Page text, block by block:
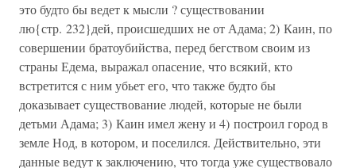
это будто бы ведет к мысли ? существовании
лю{стр. 232}дей, происшедших не от Адама; 2) Каин, по
совершении братоубийства, перед бегством своим из
страны Едема, выражал опасение, что всякий, кто
встретится с ним убьет его, что также будто бы
доказывает существование людей, которые не были
детьми Адама; 3) Каин имел жену и 4) построил город в
земле Нод, в котором, и поселился. Действительно, эти
данные ведут к заключению, что тогда уже существовало